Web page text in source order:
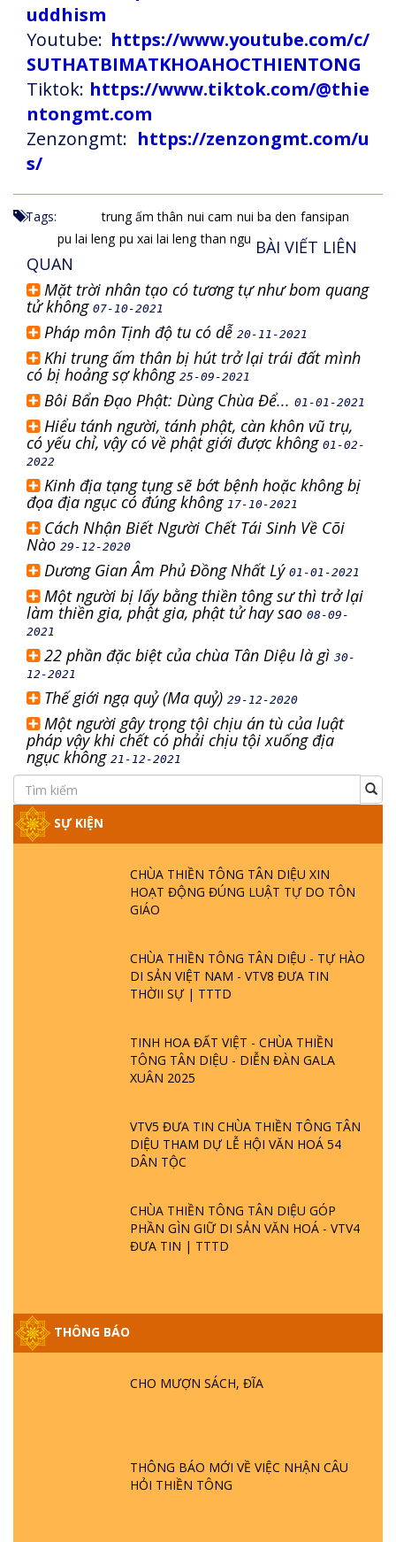
uddhism
Youtube: https://www.youtube.com/c/
SUTHATBIMATKHOAHOCTHIENTONG
Tiktok: https://www.tiktok.com/@thie
ntongmt.com
Zenzongmt: https://zenzongmt.com/u
s/
Tags: trung ấm thân nui cam nui ba den fansipan
pu lai leng pu xai lai leng than ngu BÀI VIẾT LIÊN
QUAN
Mặt trời nhân tạo có tương tự như bom quang
tử không 07-10-2021
Pháp môn Tịnh độ tu có dễ 20-11-2021
Khi trung ấm thân bị hút trở lại trái đất mình
có bị hoảng sợ không 25-09-2021
Bôi Bẩn Đạo Phật: Dùng Chùa Để... 01-01-2021
Hiểu tánh người, tánh phật, càn khôn vũ trụ,
có yếu chỉ, vậy có về phật giới được không 01-02-
2022
Kinh địa tạng tụng sẽ bớt bệnh hoặc không bị
đọa địa ngục có đúng không 17-10-2021
Cách Nhận Biết Người Chết Tái Sinh Về Cõi
Nào 29-12-2020
Dương Gian Âm Phủ Đồng Nhất Lý 01-01-2021
Một người bị lấy bằng thiền tông sư thì trở lại
làm thiền gia, phật gia, phật tử hay sao 08-09-
2021
22 phần đặc biệt của chùa Tân Diệu là gì 30-
12-2021
Thế giới ngạ quỷ (Ma quỷ) 29-12-2020
Một người gây trọng tội chịu án tù của luật
pháp vậy khi chết có phải chịu tội xuống địa
ngục không 21-12-2021
SỰ KIỆN
CHÙA THIỀN TÔNG TÂN DIỆU XIN
HOẠT ĐỘNG ĐÚNG LUẬT TỰ DO TÔN
GIÁO
CHÙA THIỀN TÔNG TÂN DIỆU - TỰ HÀO
DI SẢN VIỆT NAM - VTV8 ĐƯA TIN
THỜII SỰ | TTTD
TINH HOA ĐẤT VIỆT - CHÙA THIỀN
TÔNG TÂN DIỆU - DIỄN ĐÀN GALA
XUÂN 2025
VTV5 ĐƯA TIN CHÙA THIỀN TÔNG TÂN
DIỆU THAM DỰ LỄ HỘI VĂN HOÁ 54
DÂN TỘC
CHÙA THIỀN TÔNG TÂN DIỆU GÓP
PHẦN GÌN GIỮ DI SẢN VĂN HOÁ - VTV4
ĐƯA TIN | TTTD
THÔNG BÁO
CHO MƯỢN SÁCH, ĐĨA
THÔNG BÁO MỚI VỀ VIỆC NHẬN CÂU
HỎI THIỀN TÔNG
PHẬT KHÔNG NÓI? HỘI LONG HOA LÀ
HỘI GÌ? TỬ VÌ ĐẠO